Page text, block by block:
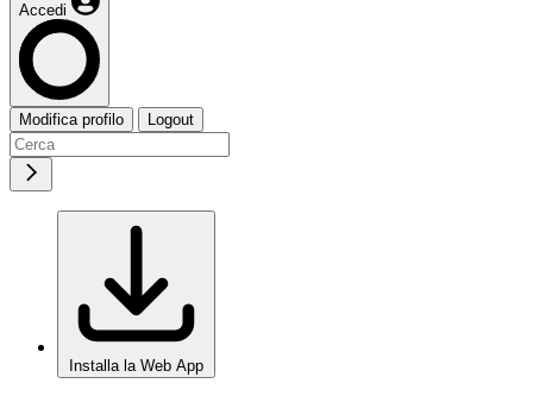
Accedi
Modifica profilo Logout
Installa la Web App